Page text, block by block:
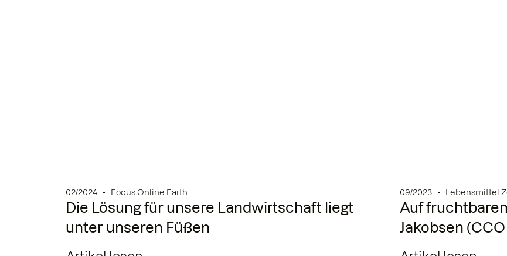
02/2024 Focus Online Earth
Die Lösung für unsere Landwirtschaft liegt
unter unseren Füßen
09/2023 Lebensmittel
Auf
Jakobsen